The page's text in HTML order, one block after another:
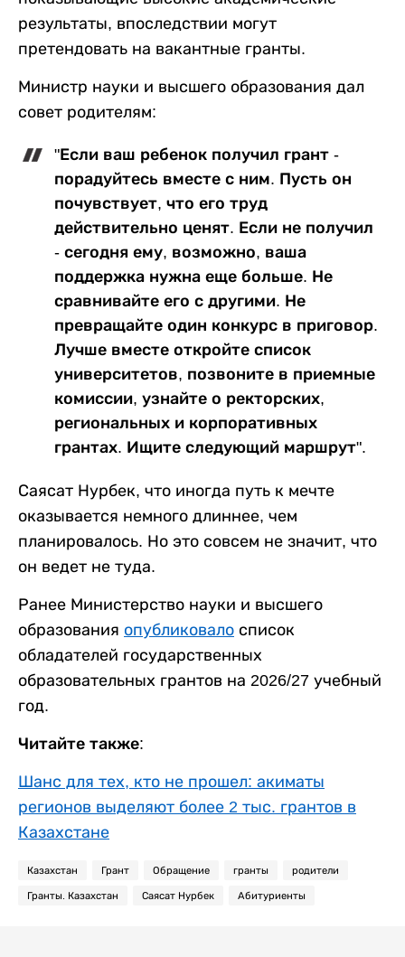
результаты, впоследствии могут
претендовать на вакантные гранты.
Министр науки и высшего образования дал
совет родителям:
"Если ваш ребенок получил грант -
порадуйтесь вместе с ним. Пусть он
почувствует, что его труд
действительно ценят. Если не получил
- сегодня ему, возможно, ваша
поддержка нужна еще больше. Не
сравнивайте его с другими. Не
превращайте один конкурс в приговор.
Лучше вместе откройте список
университетов, позвоните в приемные
комиссии, узнайте о ректорских,
региональных и корпоративных
грантах. Ищите следующий маршрут".
Саясат Нурбек, что иногда путь к мечте
оказывается немного длиннее, чем
планировалось. Но это совсем не значит, что
он ведет не туда.
Ранее Министерство науки и высшего
образования опубликовало список
обладателей государственных
образовательных грантов на 2026/27 учебный
год.
Читайте также:
Шанс для тех, кто не прошел: акиматы
регионов выделяют более 2 тыс. грантов в
Казахстане
Казахстан Грант Обращение гранты родители
Гранты. Казахстан Саясат Нурбек Абитуриенты